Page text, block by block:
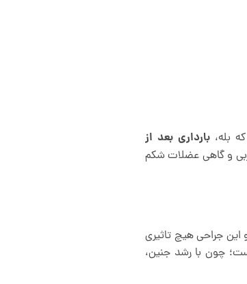
بله، بارداری بعد از
و گاهی عضلات شکم
این جراحی هیچ تاثیری
چون با رشد جنین،